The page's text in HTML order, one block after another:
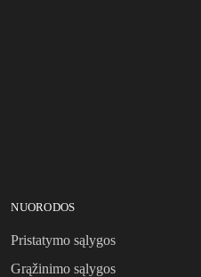
NUORODOS
Pristatymo sąlygos
Grąžinimo sąlygos